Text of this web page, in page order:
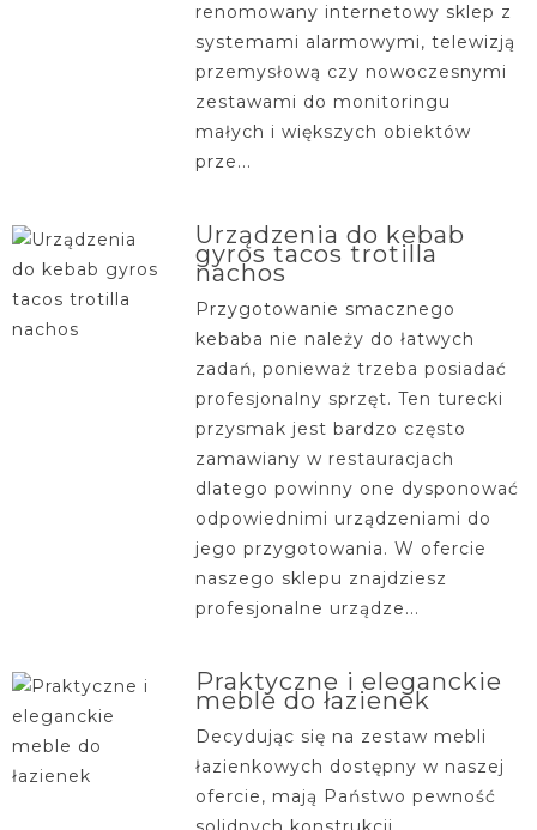
renomowany internetowy sklep z
systemami alarmowymi, telewizją
przemysłową czy nowoczesnymi
zestawami do monitoringu
małych i większych obiektów
prze...
Urządzenia do kebab
gyros tacos trotilla
nachos
Przygotowanie smacznego
kebaba nie należy do łatwych
zadań, ponieważ trzeba posiadać
profesjonalny sprzęt. Ten turecki
przysmak jest bardzo często
zamawiany w restauracjach
dlatego powinny one dysponować
odpowiednimi urządzeniami do
jego przygotowania. W ofercie
naszego sklepu znajdziesz
profesjonalne urządze...
Praktyczne i eleganckie
meble do łazienek
Decydując się na zestaw mebli
łazienkowych dostępny w naszej
ofercie, mają Państwo pewność